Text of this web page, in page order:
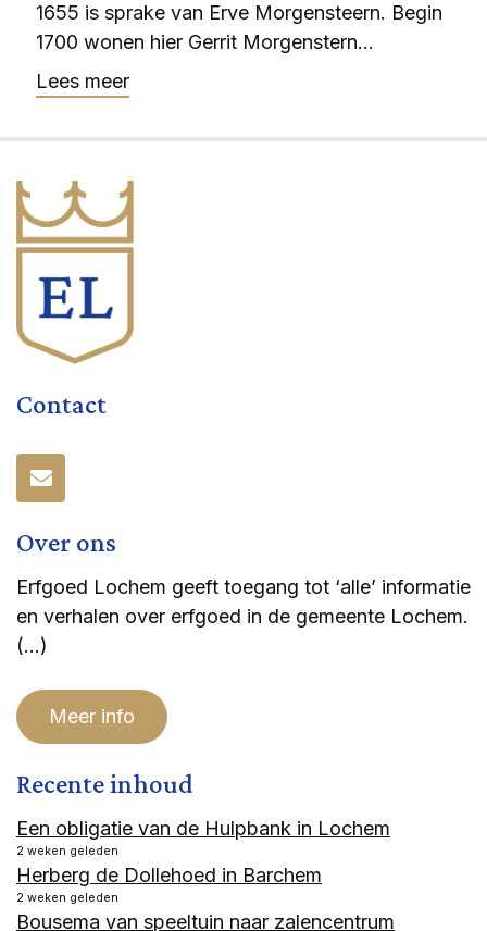
1655 is sprake van Erve Morgensteern. Begin
1700 wonen hier Gerrit Morgenstern...
Lees meer
Contact
Over ons
Erfgoed Lochem geeft toegang tot ‘alle’ informatie
en verhalen over erfgoed in de gemeente Lochem.
(…)
Meer info
Recente inhoud
Een obligatie van de Hulpbank in Lochem
2 weken geleden
Herberg de Dollehoed in Barchem
2 weken geleden
Bousema van speeltuin naar zalencentrum